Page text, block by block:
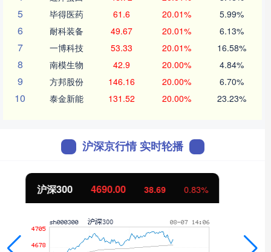
5 毕得医药 61.6 20.01% 5.99%
6 耐科装备 49.67 20.01% 6.13%
7 一博科技 53.33 20.01% 16.58%
8 南模生物 42.9 20.00% 4.84%
9 方邦股份 146.16 20.00% 6.70%
10 泰金新能 131.52 20.00% 23.23%
沪深京行情 实时轮播
北证50 1131.41 8.54 0.76%